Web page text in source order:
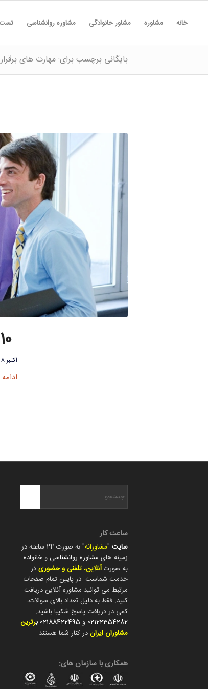
خانه مشاوره مشاور خانوادگی مشاوره روانشناسی تست
بایگانی برچسب برای: مهارت های
10 مهارت های ارتباطی در محیط کار که باید بدانید
اکتبر 18, 2022
ساعت کار
سایت "مشاورانه
" به صورت 24 ساعته در
زمینه های مشاوره روانشناسی و خانواده
به صورتآنلاین، تلفنی و حضوریدر
خدمت شماست. در پایین تمام صفحات
مرتبط می توانید مشاوره آنلاین دریافت
کنید. فقط به دلیل تعداد بالای سوالات،
کمی در دریافت پاسخ شکیبا باشید.
02122354282 و 02188422495 برترین
مشاوران ایراندر کنار شما هستند.
همکاری با سازمان های: